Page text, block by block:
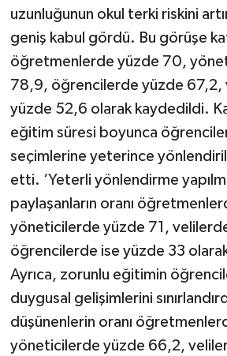
uzunluğunun okul terki riskini
geniş kabul gördü. Bu görüşe
öğretmenlerde yüzde 70,
78,9, öğrencilerde yüzde 67,2,
yüzde 52,6 olarak kaydedildi.
eğitim süresi boyunca
seçimlerine yeterince
etti. ‘Yeterli yönlendirme
paylaşanların oranı
yöneticilerde yüzde 71,
öğrencilerde ise yüzde 33
Ayrıca, zorunlu eğitimin
duygusal gelişimlerini
düşünenlerin oranı
yöneticilerde yüzde 66,2,